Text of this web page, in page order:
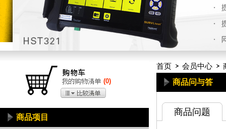
首页 会员中心
商品问与答
商品问题
(0)
商品项目